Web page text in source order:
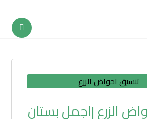
الزرع |اجمل بستان